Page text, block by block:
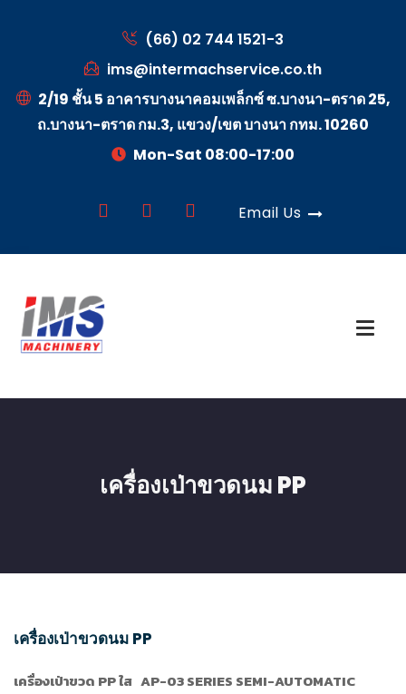
(66) 02 744 1521-3
ims@intermachservice.co.th
2/19 ชั้น 5 อาคารบางนาคอมเพล็กซ์ ซ.บางนา-ตราด 25,
ถ.บางนา-ตราด กม.3, แขวง/เขต บางนา กทม. 10260
Mon-Sat 08:00-17:00
Email Us
เครื่องเป่าขวดนม PP
เครื่องเป่าขวดนม PP
เครื่องเป่าขวด PPใส AP-03 SERIES SEMI-AUTOMATIC